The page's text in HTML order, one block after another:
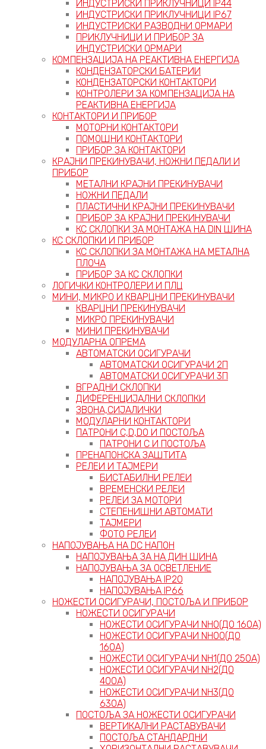
ИНДУСТРИСКИ ПРИКЛУЧНИЦИ IP44
ИНДУСТРИСКИ ПРИКЛУЧНИЦИ IP67
ИНДУСТРИСКИ РАЗВОДНИ ОРМАРИ
ПРИКЛУЧНИЦИ И ПРИБОР ЗА
ИНДУСТРИСКИ ОРМАРИ
КОМПЕНЗАЦИЈА НА РЕАКТИВНА ЕНЕРГИЈА
КОНДЕНЗАТОРСКИ БАТЕРИИ
КОНДЕНЗАТОРСКИ КОНТАКТОРИ
КОНТРОЛЕРИ ЗА КОМПЕНЗАЦИЈА НА
РЕАКТИВНА ЕНЕРГИЈА
КОНТАКТОРИ И ПРИБОР
МОТОРНИ КОНТАКТОРИ
ПОМОШНИ КОНТАКТОРИ
ПРИБОР ЗА КОНТАКТОРИ
КРАЈНИ ПРЕКИНУВАЧИ, НОЖНИ ПЕДАЛИ И
ПРИБОР
МЕТАЛНИ КРАЈНИ ПРЕКИНУВАЧИ
НОЖНИ ПЕДАЛИ
ПЛАСТИЧНИ КРАЈНИ ПРЕКИНУВАЧИ
ПРИБОР ЗА КРАЈНИ ПРЕКИНУВАЧИ
КС СКЛОПКИ ЗА МОНТАЖА НА DIN ШИНА
КС СКЛОПКИ И ПРИБОР
КС СКЛОПКИ ЗА МОНТАЖА НА МЕТАЛНА
ПЛОЧА
ПРИБОР ЗА КС СКЛОПКИ
ЛОГИЧКИ КОНТРОЛЕРИ И ПЛЦ
МИНИ, МИКРО И КВАРЦНИ ПРЕКИНУВАЧИ
КВАРЦНИ ПРЕКИНУВАЧИ
МИКРО ПРЕКИНУВАЧИ
МИНИ ПРЕКИНУВАЧИ
МОДУЛАРНА ОПРЕМА
АВТОМАТСКИ ОСИГУРАЧИ
АВТОМАТСКИ ОСИГУРАЧИ 2П
АВТОМАТСКИ ОСИГУРАЧИ 3П
ВГРАДНИ СКЛОПКИ
ДИФЕРЕНЦИЈАЛНИ СКЛОПКИ
ЗВОНА,СИЈАЛИЧКИ
МОДУЛАРНИ КОНТАКТОРИ
ПАТРОНИ C,D,D0 И ПОСТОЉА
ПАТРОНИ C И ПОСТОЉА
ПРЕНАПОНСКА ЗАШТИТА
РЕЛЕИ И ТАЈМЕРИ
БИСТАБИЛНИ РЕЛЕИ
ВРЕМЕНСКИ РЕЛЕИ
РЕЛЕИ ЗА МОТОРИ
СТЕПЕНИШНИ АВТОМАТИ
ТАЈМЕРИ
ФОТО РЕЛЕИ
НАПОЈУВАЊА НА DC НАПОН
НАПОЈУВАЊА ЗА НА ДИН ШИНА
НАПОЈУВАЊА ЗА ОСВЕТЛЕНИЕ
НАПОЈУВАЊА IP20
НАПОЈУВАЊА IP66
НОЖЕСТИ ОСИГУРАЧИ, ПОСТОЉА И ПРИБОР
НОЖЕСТИ ОСИГУРАЧИ
НОЖЕСТИ ОСИГУРАЧИ NH0(ДО 160А)
НОЖЕСТИ ОСИГУРАЧИ NH00(ДО
160А)
НОЖЕСТИ ОСИГУРАЧИ NH1(ДО 250А)
НОЖЕСТИ ОСИГУРАЧИ NH2(ДО
400А)
НОЖЕСТИ ОСИГУРАЧИ NH3(ДО
630А)
ПОСТОЉА ЗА НОЖЕСТИ ОСИГУРАЧИ
ВЕРТИКАЛНИ РАСТАВУВАЧИ
ПОСТОЉА СТАНДАРДНИ